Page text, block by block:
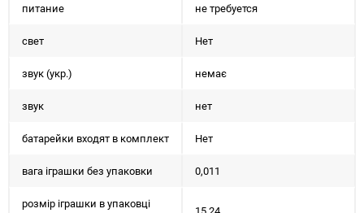
питание не требуется
свет Нет
звук (укр.) немає
звук нет
батарейки входят в комплект Нет
вага іграшки без упаковки 0,011
розмір іграшки в упаковці